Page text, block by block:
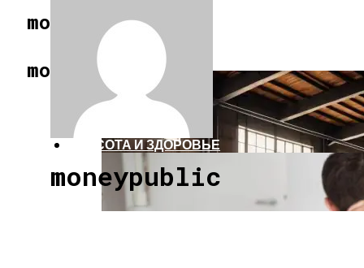
moneypublic.ru
moneypublic.ru
СТРОИТЕЛЬСТВО И РЕМОНТ
КРАСОТА И ЗДОРОВЬЕ
moneypublic